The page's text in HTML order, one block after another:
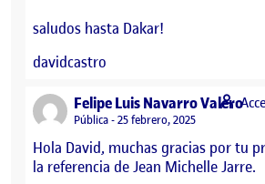
saludos hasta Dakar!
davidcastro
Felipe Luis Navarro Valero
Visibilidad:
Pública 25 febrero, 2025
Hola David, muchas gracias por tu
la referencia de Jean Michelle Jarre.